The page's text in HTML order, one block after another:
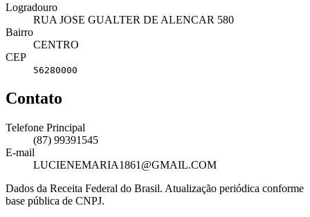
Logradouro
RUA JOSE GUALTER DE ALENCAR 580
Bairro
CENTRO
CEP
56280000
Contato
Telefone Principal
(87) 99391545
E-mail
LUCIENEMARIA1861@GMAIL.COM
Dados da Receita Federal do Brasil. Atualização periódica conforme
base pública de CNPJ.